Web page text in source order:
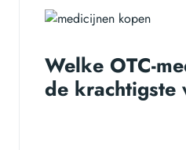
Welke OTC-
de krachtigste